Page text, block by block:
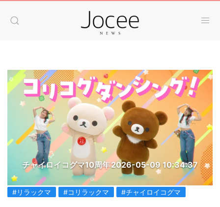
チャイロイコグマ10周年2026-05-09 10:34:37
#リラックマ #コリラックマ #チャイロイコグマ